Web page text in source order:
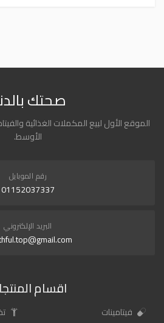
صحتك
الموقع الأول لبيع المكملات الغذائية
الأوسط.
رقم الموبايل
01152037337
البريد الإلكتروني
اقسام
فيتامينات